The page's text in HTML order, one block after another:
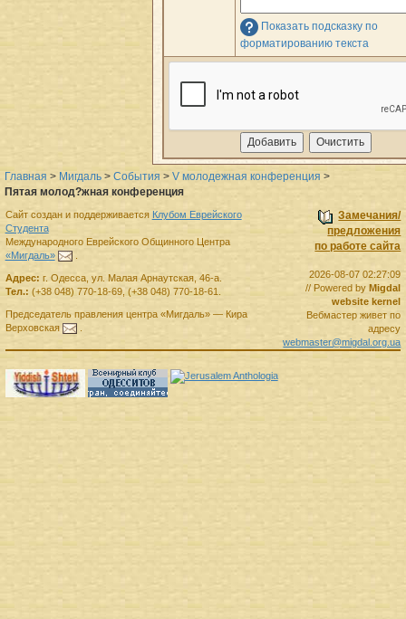
Показать подсказку по
форматированию текста
Главная > Мигдаль > События > V молодежная конференция >
Пятая молод?жная конференция
Замечания/
предложения
по работе сайта
2026-08-07 02:27:09
// Powered by Migdal
website kernel
Вебмастер живет по
адресу
webmaster@migdal.org.ua
Сайт создан и поддерживается Клубом Еврейского
Студента
Международного Еврейского Общинного Центра
«Мигдаль»
Адрес: г. Одесса, ул. Малая Арнаутская, 46-а.
Тел.: (+38 048) 770-18-69, (+38 048) 770-18-61
Председатель правленияцентра «Мигдаль»— Кира
Верховская